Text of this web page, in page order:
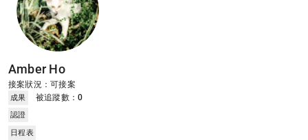
Amber Ho
接案狀況：可接案
成果 被追蹤數：0
認證
日程表